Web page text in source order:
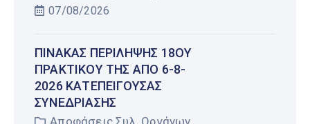
07/08/2026
ΠΊΝΑΚΑΣ ΠΕΡΊΛΗΨΗΣ 18ΟΥ
ΠΡΑΚΤΙΚΟΎ ΤΗΣ ΑΠΌ 6-8-
2026 ΚΑΤΕΠΕΊΓΟΥΣΑΣ
ΣΥΝΕΔΡΊΑΣΗΣ